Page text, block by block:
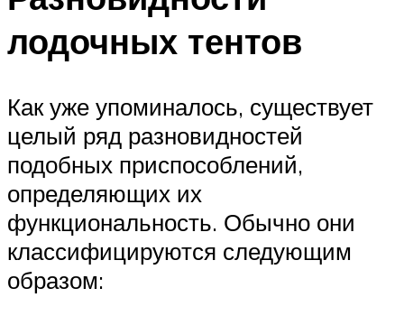
лодочных тентов
Как уже упоминалось, существует
целый ряд разновидностей
подобных приспособлений,
определяющих их
функциональность. Обычно они
классифицируются следующим
образом: